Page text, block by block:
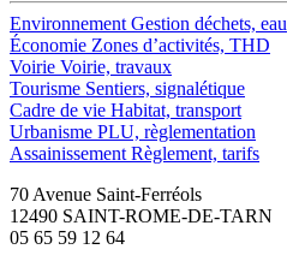
Environnement Gestion déchets, eau
Économie Zones d’activités, THD
Voirie Voirie, travaux
Tourisme Sentiers, signalétique
Cadre de vie Habitat, transport
Urbanisme PLU, règlementation
Assainissement Règlement, tarifs
70 Avenue Saint-Ferréols
12490 SAINT-ROME-DE-TARN
05 65 59 12 64